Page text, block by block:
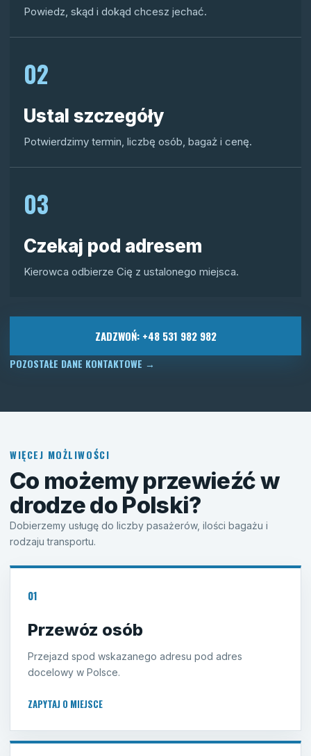
Powiedz, skąd i dokąd chcesz jechać.
02
Ustal szczegóły
Potwierdzimy termin, liczbę osób, bagaż i cenę.
03
Czekaj pod adresem
Kierowca odbierze Cię z ustalonego miejsca.
ZADZWOŃ: +48 531 982 982
POZOSTAŁE DANE KONTAKTOWE →
WIĘCEJ MOŻLIWOŚCI
Co możemy przewieźć w
drodze do Polski?
Dobierzemy usługę do liczby pasażerów, ilości bagażu i
rodzaju transportu.
01
Przewóz osób
Przejazd spod wskazanego adresu pod adres
docelowy w Polsce.
ZAPYTAJ O MIEJSCE